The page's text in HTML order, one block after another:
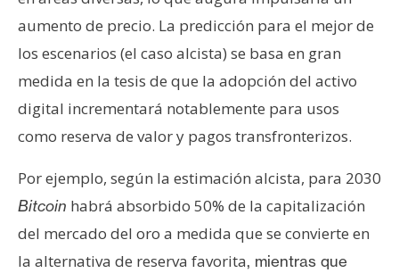
l
i
c
i
d
a
d
aumento de precio. La predicción para el mejor de
los escenarios (el caso alcista) se basa en gran
medida en la tesis de que la adopción del activo
digital incrementará notablemente para usos
como reserva de valor y pagos transfronterizos.
Por ejemplo, según la estimación alcista, para 2030
Bitcoin habrá absorbido 50% de la capitalización
del mercado del oro a medida que se convierte en
la alternativa de reserva favorita, mientras que